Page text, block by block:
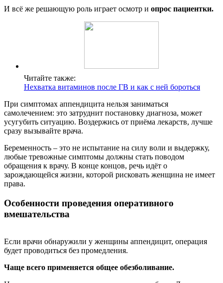
И всё же решающую роль играет осмотр и опрос пациентки.
Читайте также:
Нехватка витаминов после ГВ и как с ней бороться
При симптомах аппендицита нельзя заниматься
самолечением: это затруднит постановку диагноза, может
усугубить ситуацию. Воздержись от приёма лекарств, лучше
сразу вызывайте врача.
Беременность – это не испытание на силу воли и выдержку,
любые тревожные симптомы должны стать поводом
обращения к врачу. В конце концов, речь идёт о
зарождающейся жизни, которой рисковать женщина не имеет
права.
Особенности проведения оперативного
вмешательства
Если врачи обнаружили у женщины аппендицит, операция
будет проводиться без промедления.
Чаще всего применяется общее обезболивание.